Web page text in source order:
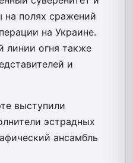
полях сражений
на Украине.
линии огня также
и
выступили
эстрадных
ансамбль